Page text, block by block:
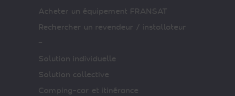
Acheter un équipement FRANSAT
Rechercher un revendeur / installateur
–
Solution individuelle
Solution collective
Camping-car et itinérance